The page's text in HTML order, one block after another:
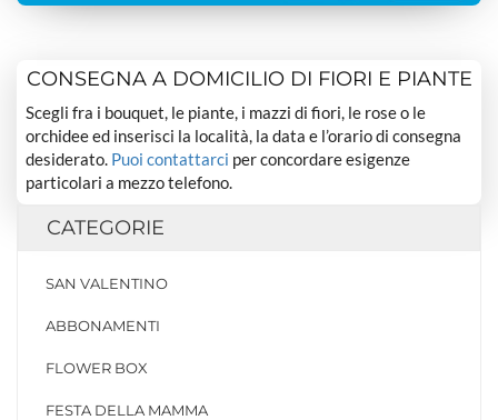
CONSEGNA A DOMICILIO DI FIORI E PIANTE
Scegli fra i bouquet, le piante, i mazzi di fiori, le rose o le
orchidee ed inserisci la località, la data e l’orario di consegna
desiderato. Puoi contattarci per concordare esigenze
particolari a mezzo telefono.
CATEGORIE
SAN VALENTINO
ABBONAMENTI
FLOWER BOX
FESTA DELLA MAMMA